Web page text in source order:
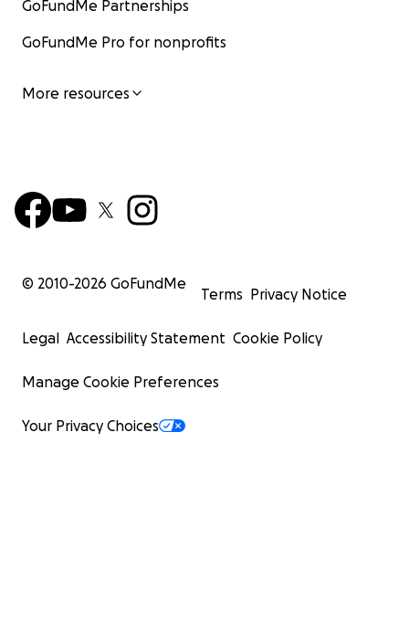
GoFundMe Partnerships
GoFundMe Pro for nonprofits
More resources
© 2010-2026 GoFundMe
Terms Privacy Notice
Legal Accessibility Statement Cookie Policy
Manage Cookie Preferences
Your Privacy Choices